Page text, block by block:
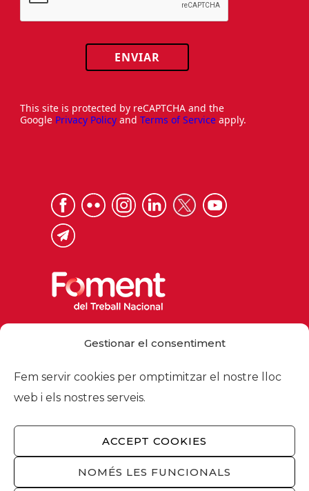
Gestionar el consentiment
Fem servir cookies per omptimitzar el nostre lloc
web i els nostres serveis.
ACCEPT COOKIES
NOMÉS LES FUNCIONALS
ENVIAR
This site is protected by reCAPTCHA and the
Google Privacy Policy and Terms of Service apply.
foment@foment.com
© 2026 - Foment del Treball Nacional
Nosaltres